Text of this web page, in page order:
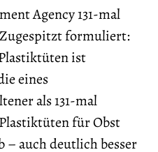
Agency 131-mal
formuliert:
ist
eines
als 131-mal
für Obst
– auch deutlich besser